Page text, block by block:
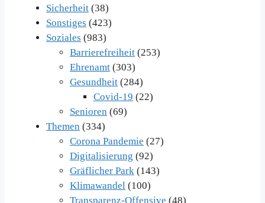
Sicherheit (38)
Sonstiges (423)
Soziales (983)
Barrierefreiheit (253)
Ehrenamt (303)
Gesundheit (284)
Covid-19 (22)
Senioren (69)
Themen (334)
Corona Pandemie (27)
Digitalisierung (92)
Gräflicher Park (143)
Klimawandel (100)
Transparenz-Offensive (48)